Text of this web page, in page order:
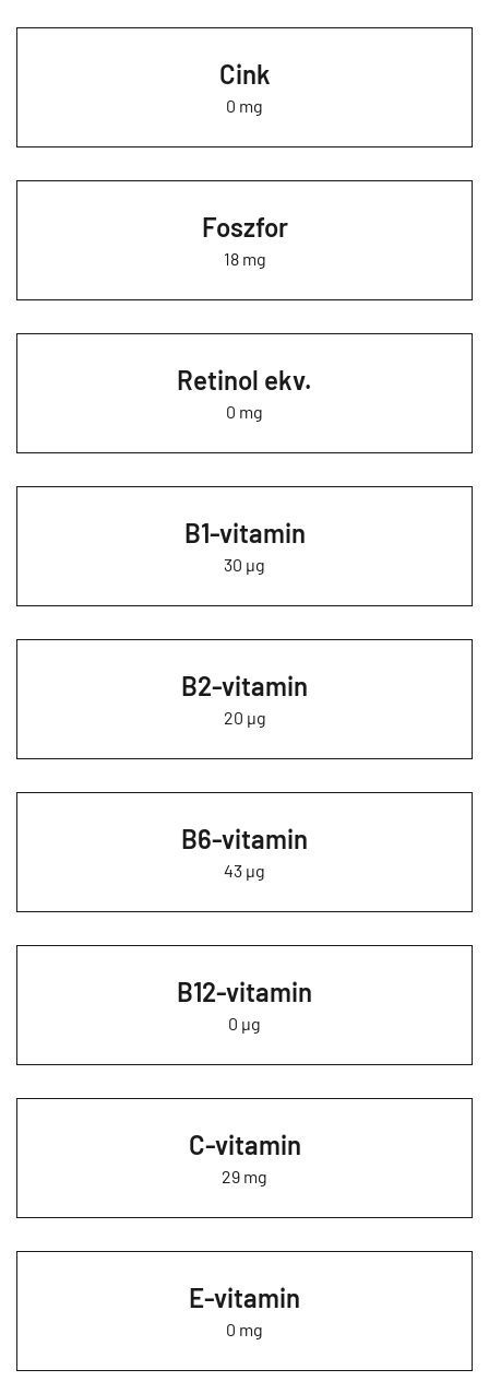
Cink
0 mg
Foszfor
18 mg
Retinol ekv.
0 mg
B1-vitamin
30 µg
B2-vitamin
20 µg
B6-vitamin
43 µg
B12-vitamin
0 µg
C-vitamin
29 mg
E-vitamin
0 mg